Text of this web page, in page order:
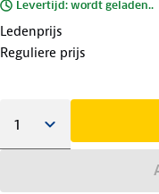
Levertijd: wordt geladen..
Ledenprijs
Reguliere prijs